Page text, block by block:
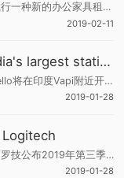
瑞典零售商宜家正在试行一种新的办公家具租赁模式，作为新战略方向的一部分。该试验将于2月末在瑞士开始，为企业提供租赁家具的服务。
2019-02-11
BIC launches India's largest stationery factory
书写工具制造商BIC Cello将在印度Vapi附近开设亚洲最大的文具工厂，该工厂将雇用约1,500名员工，其设计考虑了环境因素，包括可再生能源和零液体废物排放。
2019-01-28
瑞士云周边设备供应商罗技公布2019年第三季度财报，其部分运营部门实现了两位数的增长，销售增长强劲。截至2018年12月31日止三个月，销售额按固定汇率计算增长8％至8.64亿美元，这得益于视频协作（+ 60％至7710万美元），平板电脑（+ 34％），游戏（+ 23％）
2019-01-28